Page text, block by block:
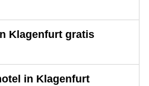
Klagenfurt gratis
in Klagenfurt